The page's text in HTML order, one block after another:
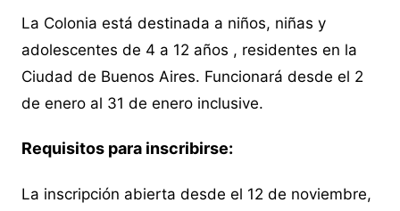
La Colonia está destinada a niños, niñas y
adolescentes de 4 a 12 años , residentes en la
Ciudad de Buenos Aires. Funcionará desde el 2
de enero al 31 de enero inclusive.
Requisitos para inscribirse:
La inscripción abierta desde el 12 de noviembre,